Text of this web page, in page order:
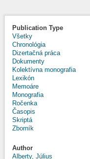
Publication Type
Všetky
Chronológia
Dizertačná práca
Dokumenty
Kolektívna monografia
Lexikón
Memoáre
Monografia
Ročenka
Časopis
Skriptá
Zborník
Author
Alberty, Július